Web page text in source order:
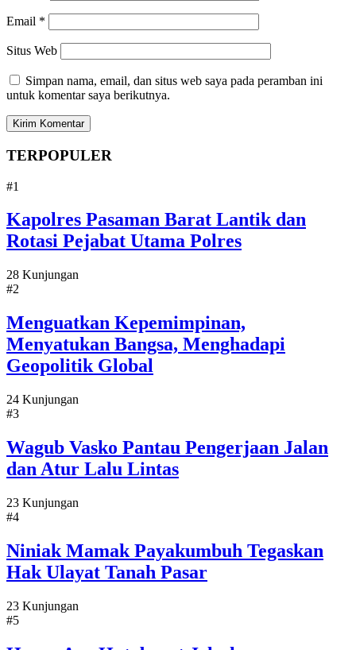
Email *
Situs Web
Simpan nama, email, dan situs web saya pada peramban ini
untuk komentar saya berikutnya.
TERPOPULER
#1
Kapolres Pasaman Barat Lantik dan
Rotasi Pejabat Utama Polres
28 Kunjungan
#2
Menguatkan Kepemimpinan,
Menyatukan Bangsa, Menghadapi
Geopolitik Global
24 Kunjungan
#3
Wagub Vasko Pantau Pengerjaan Jalan
dan Atur Lalu Lintas
23 Kunjungan
#4
Niniak Mamak Payakumbuh Tegaskan
Hak Ulayat Tanah Pasar
23 Kunjungan
#5